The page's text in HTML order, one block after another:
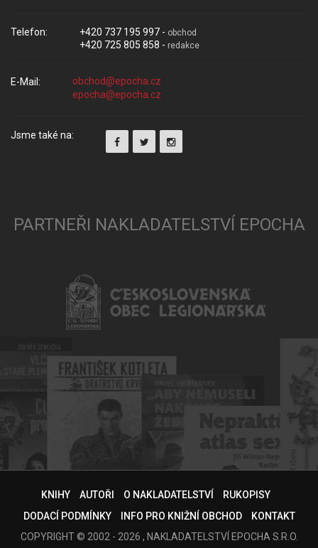
Telefon: +420 737 195 997 - obchod
+420 725 805 858 - redakce
E-Mail:
Jsme také na:
PARTNEŘI NAKLADATELSTVÍ EPOCHA
KNIHY AUTOŘI O NAKLADATELSTVÍ
RUKOPISY
DODACÍ PODMÍNKY
INFO PRO KNIŽNÍ OBCHOD
KONTAKT
COPYRIGHT © 2002 - 2026 , NAKLADATELSTVÍ EPOCHA S.R.O.